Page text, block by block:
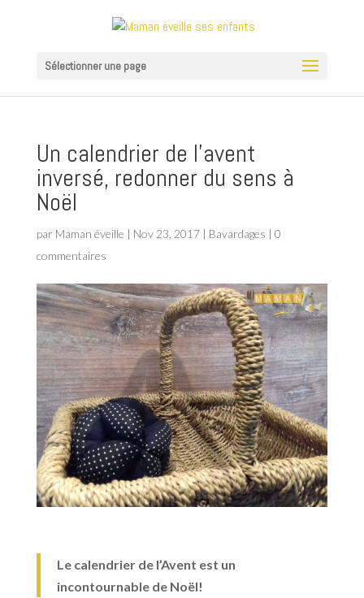
Sélectionner une page
Un calendrier de l’avent
inversé, redonner du sens à
Noël
par Maman éveille | Nov 23, 2017| Bavardages | 0
commentaires
Le calendrier de l’Avent est un
incontournable de Noël!